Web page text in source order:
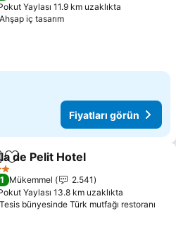
Yaylası 11.9 km uzaklıkta
Ahşap iç tasarım
Fiyatları görün
Favorilerime ekle
de Pelit Hotel
Mükemmel
2.541
Yaylası 13.8 km uzaklıkta
Tesis bünyesinde Türk mutfağı restoranı